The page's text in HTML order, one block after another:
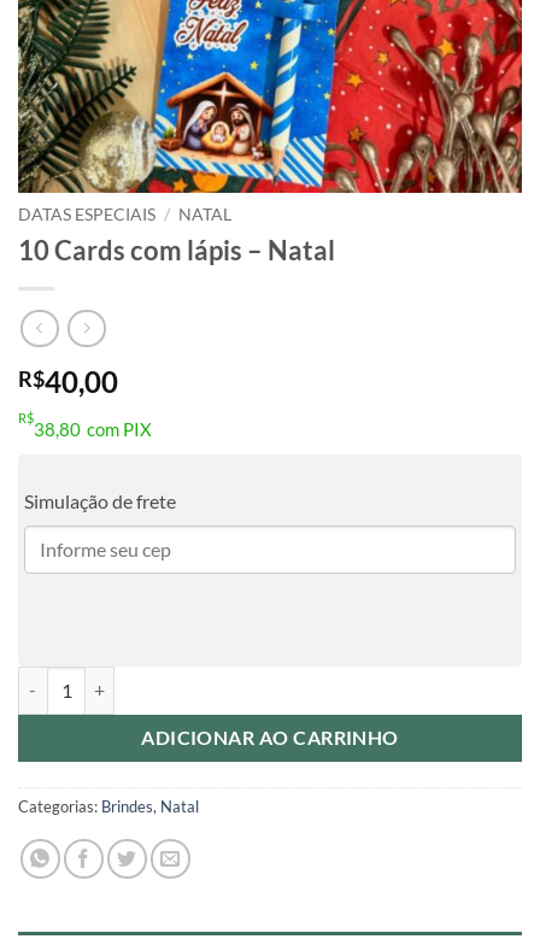
DATAS ESPECIAIS / NATAL
10 Cards com lápis – Natal
R$40,00
R$
38,80 com PIX
Simulação de frete
ADICIONAR AO CARRINHO
Categorias: Brindes, Natal